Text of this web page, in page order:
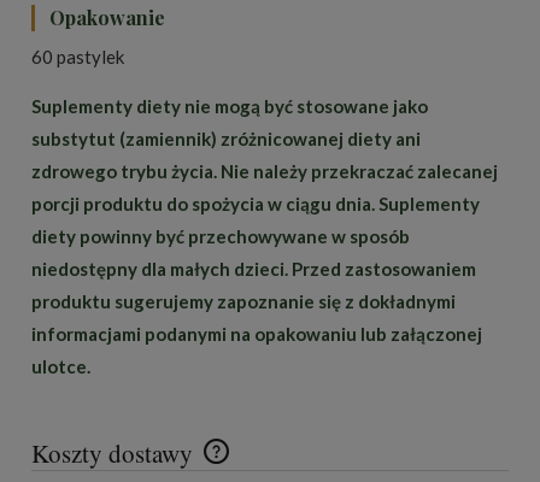
Opakowanie
60 pastylek
Suplementy diety nie mogą być stosowane jako
substytut (zamiennik) zróżnicowanej diety ani
zdrowego trybu życia. Nie należy przekraczać zalecanej
porcji produktu do spożycia w ciągu dnia. Suplementy
diety powinny być przechowywane w sposób
niedostępny dla małych dzieci. Przed zastosowaniem
produktu sugerujemy zapoznanie się z dokładnymi
informacjami podanymi na opakowaniu lub załączonej
ulotce.
Koszty dostawy